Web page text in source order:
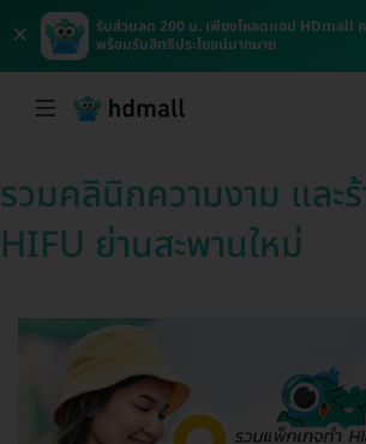
×
รับส่วนลด 200 บ. เพียงโหลดแอป HDmall
พร้อมรับสิทธิประโยชน์มากมาย
รวมคลินิกความงาม และ
HIFU ย่านสะพานใหม่